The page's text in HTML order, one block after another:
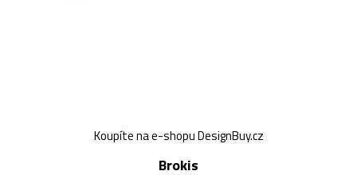
Koupíte na e-shopu DesignBuy.cz
Brokis